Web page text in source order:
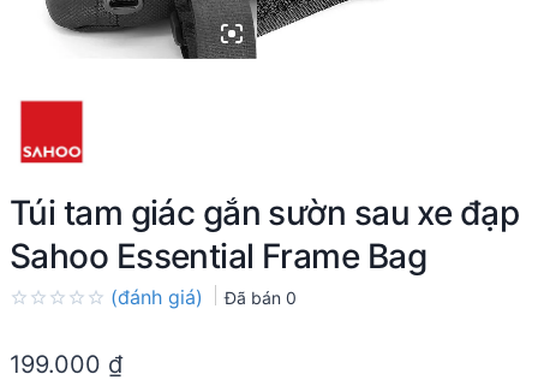
Túi tam giác gắn sườn sau xe đạp
Sahoo Essential Frame Bag
out
(đánh giá) Đã bán 0
199.000 ₫